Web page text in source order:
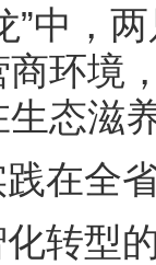
”中，
环境
态滋
在全
转型